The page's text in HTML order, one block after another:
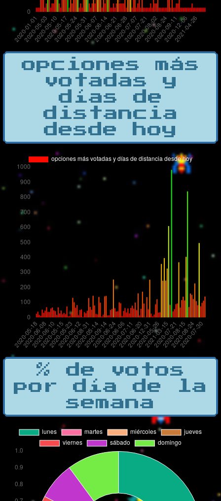
opciones más
votadas y
días de
distancia
desde hoy
% de votos
por día de la
semana